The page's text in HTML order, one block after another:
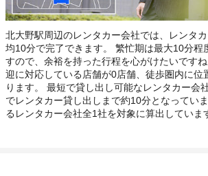
北大野駅周辺のレンタカー会社では、レンタ
均10分で完了できます。 繁忙期は最大10分程
すので、余裕を持った行程を心がけたいです
迎に対応している店舗が0店舗、徒歩圏内に位
ります。 最短で貸し出し可能なレンタカー会
でレンタカー貸し出しまで約10分となってい
るレンタカー会社全1社を対象に算出していま